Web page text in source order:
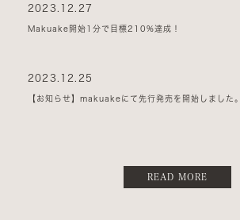
2023.12.27
Makuake開始1分で目標210%達成！
2023.12.25
【お知らせ】makuakeにて先行発売を開始しました。
READ MORE